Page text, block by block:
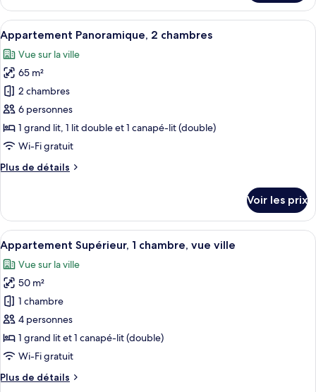
chambre
le
type
de
chambre
Appartement
Standard,
chambre
Afficher
toutes
les
photos
pour
ce
type
de
chambre :
Appartement
chambres
Un salon moderne comprenant un
10
Appartement Panoramique, 2 chambres
Vue sur la ville
65 m²
2 chambres
6 personnes
1 grand lit, 1 lit double et 1 canapé-lit (double)
Wi-Fi gratuit
Plus de détails
Plus
le
type
de
chambre
Appartement
Panoramique,
2
chambres
Voir les prix
Afficher
toutes
les
photos
pour
ce
type
de
chambre :
Appartement
Un salon moderne avec un canapé
8
Appartement Supérieur, 1 chambre, vue ville
Vue sur la ville
50 m²
1 chambre
4 personnes
1 grand lit et 1 canapé-lit (double)
Wi-Fi gratuit
Plus de détails
Plus